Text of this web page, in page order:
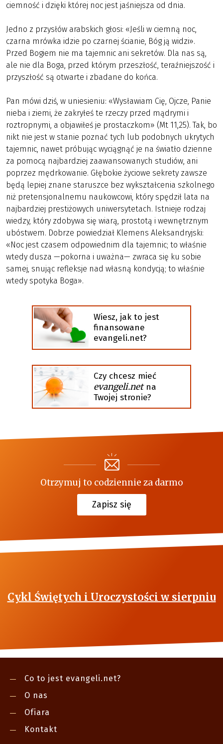
ciemność i dzięki której noc jest jaśniejsza od dnia.
Jedno z przysłów arabskich głosi: «Jeśli w ciemną noc,
czarna mrówka idzie po czarnej ścianie, Bóg ją widzi».
Przed Bogiem nie ma tajemnic ani sekretów. Dla nas są,
ale nie dla Boga, przed którym przeszłość, teraźniejszość i
przyszłość są otwarte i zbadane do końca.
Pan mówi dziś, w uniesieniu: «Wysławiam Cię, Ojcze, Panie
nieba i ziemi, że zakryłeś te rzeczy przed mądrymi i
roztropnymi, a objawiłeś je prostaczkom» (Mt 11,25). Tak, bo
nikt nie jest w stanie poznać tych lub podobnych ukrytych
tajemnic, nawet próbując wyciągnąć je na światło dzienne
za pomocą najbardziej zaawansowanych studiów, ani
poprzez mędrkowanie. Głębokie życiowe sekrety zawsze
będą lepiej znane staruszce bez wykształcenia szkolnego
niż pretensjonalnemu naukowcowi, który spędził lata na
najbardziej prestiżowych uniwersytetach. Istnieje rodzaj
wiedzy, który zdobywa się wiarą, prostotą i wewnętrznym
ubóstwem. Dobrze powiedział Klemens Aleksandryjski:
«Noc jest czasem odpowiednim dla tajemnic; to właśnie
wtedy dusza —pokorna i uważna— zwraca się ku sobie
samej, snując refleksje nad własną kondycją; to właśnie
wtedy spotyka Boga».
Wiesz, jak to jest
finansowane
evangeli.net?
Czy chcesz mieć
evangeli.netna
Twojej stronie?
Otrzymuj to codziennie za darmo
Zapisz się
Cykl Świętych i Uroczystości w sierpniu
Co to jest evangeli.net?
O nas
Ofiara
Kontakt